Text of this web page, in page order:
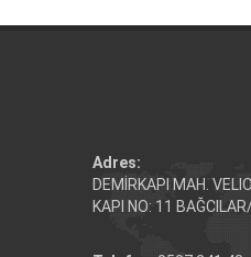
Adres:
DEMİRKAPI MAH.
KAPI NO: 11